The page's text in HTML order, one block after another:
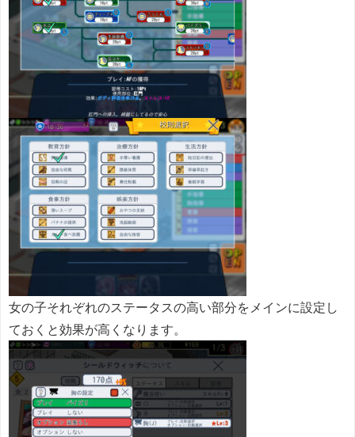
女の子それぞれのステータスの高い部分をメインに設定し
ておくと効果が高くなります。